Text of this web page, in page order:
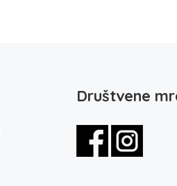
Društvene